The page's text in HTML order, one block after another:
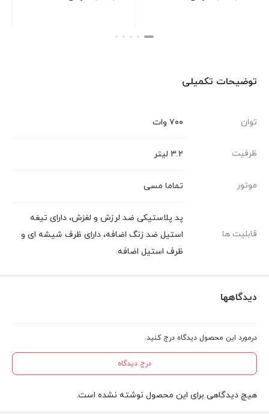
توضیحات تکمیلی
توان ۷۰۰ وات
ظرفیت ۳.۲ لیتر
موتور تماما مسی
قابلیت ها
پد پلاستیکی ضد لرزش و لغزش، دارای تیغه
استیل ضد زنگ اضافه، دارای ظرف شیشه ای و
ظرف استیل اضافه
دیدگاهها
درمورد این محصول دیدگاه درج کنید.
درج دیدگاه
هیچ دیدگاهی برای این محصول نوشته نشده است.